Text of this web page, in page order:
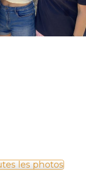
les photos